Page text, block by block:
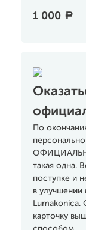
1 000 a
По
такая одна.
поступке и
в
Lumakonica.
карточку